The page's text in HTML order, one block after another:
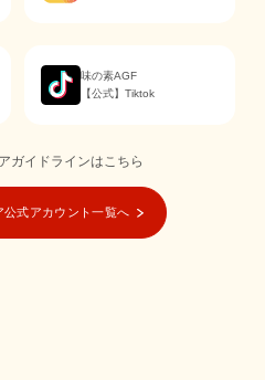
味の素AGF
【公式】Tiktok
ガイドラインはこちら
公式アカウント一覧へ